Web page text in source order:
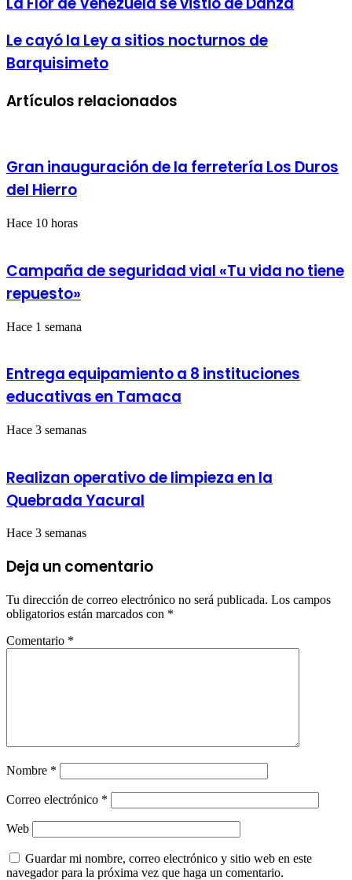
Flor
Venezuela
se
vistió
Danza
Le
cayó
la
sitios
Le cayó la Ley a sitios nocturnos de
Barquisimeto
Artículos relacionados
Gran inauguración de la ferretería Los Duros
del Hierro
Hace 10 horas
Campaña de seguridad vial «Tu vida no tiene
repuesto»
Hace 1 semana
Entrega equipamiento a 8 instituciones
educativas en Tamaca
Hace 3 semanas
Realizan operativo de limpieza en la
Quebrada Yacural
Hace 3 semanas
Deja un comentario
Tu dirección de correo electrónico no será publicada. Los campos
obligatorios están marcados con *
Comentario *
Nombre *
Correo electrónico *
Web
Guardar mi nombre, correo electrónico y sitio web en este
navegador para la próxima vez que haga un comentario.